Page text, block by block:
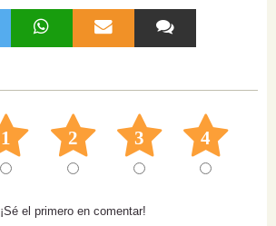
1 2 3 4
¡Sé el primero en comentar!